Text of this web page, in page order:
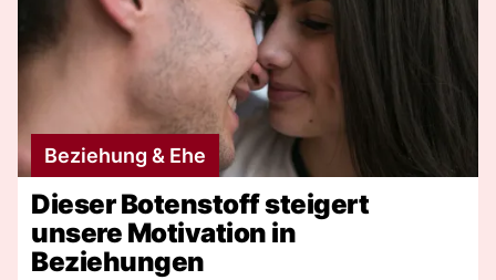
Beziehung & Ehe
Dieser Botenstoff steigert
unsere Motivation in
Beziehungen